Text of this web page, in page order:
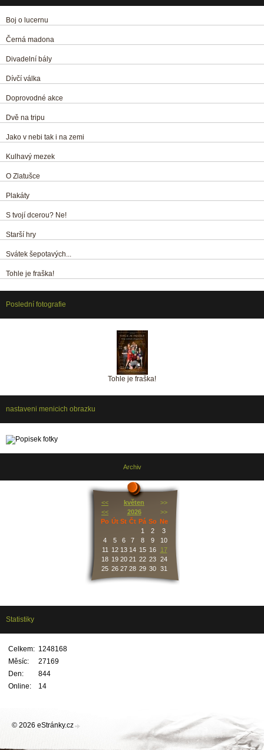
Boj o lucernu
Černá madona
Divadelní bály
Dívčí válka
Doprovodné akce
Dvě na tripu
Jako v nebi tak i na zemi
Kulhavý mezek
O Zlatušce
Plakáty
S tvojí dcerou? Ne!
Starší hry
Svátek šepotavých...
Tohle je fraška!
Poslední fotografie
Tohle je fraška!
nastaveni menicich obrazku
Archiv
<< květen
>>
<<
2026
>>
Po Út St Čt Pá So Ne
1
2
3
4
5 6 7 8 9
10
11
12 13 14 15 16
17
18 19 20 21 22 23 24
25 26 27 28 29 30 31
Statistiky
Online: 14
Celkem: 1248168
Měsíc:
27169
Den:
844
© 2026 eStránky.cz